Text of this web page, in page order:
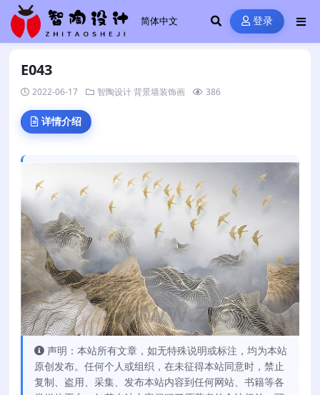
登录
E043
2022-06-17 智陶设计背景墙装饰画 386
详情介绍
声明：本站所有文章，如无特殊说明或标注，均为本站
原创发布。任何个人或组织，在未征得本站同意时，禁止
复制、盗用、采集、发布本站内容到任何网站、书籍等各